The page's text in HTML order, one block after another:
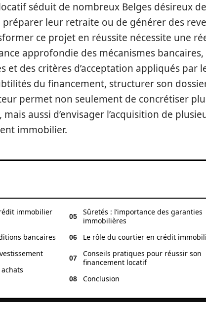
séduit de nombreux Belges désireux
leur retraite ou de générer des
ce projet en réussite nécessite une
approfondie des mécanismes bancaires,
et des critères d’acceptation appliqués par
du financement, structurer son
permet non seulement de concrétiser
aussi d’envisager l’acquisition de
immobilier.
immobilier
bancaires
Sûretés : l’importance des garanties
immobilières
Le rôle du courtier en crédit
Conseils pratiques pour réussir son
financement locatif
Conclusion